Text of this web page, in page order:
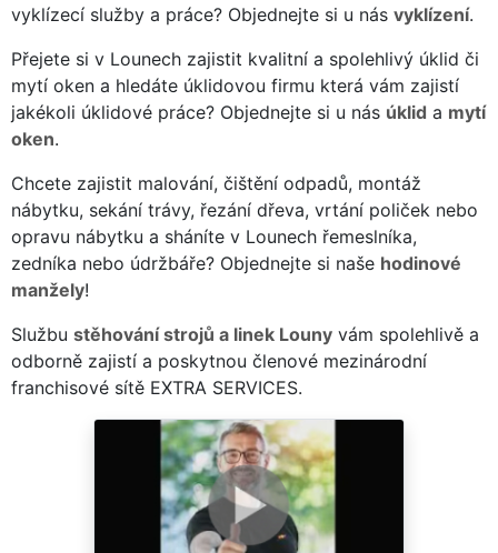
vyklízecí služby a práce? Objednejte si u nás vyklízení.
Přejete si v Lounech zajistit kvalitní a spolehlivý úklid či
mytí oken a hledáte úklidovou firmu která vám zajistí
jakékoli úklidové práce? Objednejte si u nás úklid a mytí
oken.
Chcete zajistit malování, čištění odpadů, montáž
nábytku, sekání trávy, řezání dřeva, vrtání poliček nebo
opravu nábytku a sháníte v Lounech řemeslníka,
zedníka nebo údržbáře? Objednejte si naše hodinové
manžely!
Službu stěhování strojů a linek Louny vám spolehlivě a
odborně zajistí a poskytnou členové mezinárodní
franchisové sítě EXTRA SERVICES.